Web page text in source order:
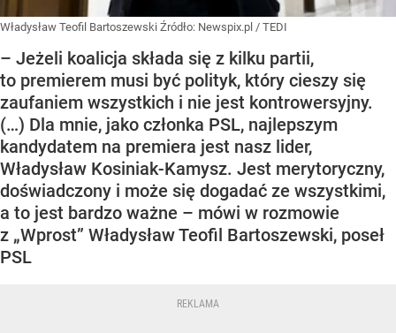
Władysław Teofil Bartoszewski Źródło: Newspix.pl / TEDI
– Jeżeli koalicja składa się z kilku partii,
to premierem musi być polityk, który cieszy się
zaufaniem wszystkich i nie jest kontrowersyjny.
(…) Dla mnie, jako członka PSL, najlepszym
kandydatem na premiera jest nasz lider,
Władysław Kosiniak-Kamysz. Jest merytoryczny,
doświadczony i może się dogadać ze wszystkimi,
a to jest bardzo ważne – mówi w rozmowie
z „Wprost” Władysław Teofil Bartoszewski, poseł
PSL